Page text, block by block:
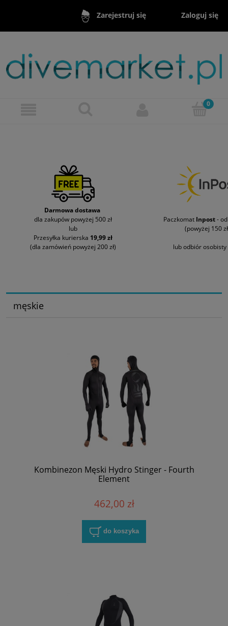
Zarejestruj się Zaloguj się
Darmowa dostawa
dla zakupów powyżej 500 zł
lub
Przesyłka kurierska 19,99 zł
(dla zamówień powyżej 200 zł)
Paczkomat Inpost-
(powyżej 150
lub odbiór
męskie
Kombinezon Męski Hydro Stinger - Fourth
Element
462,00 zł
do koszyka